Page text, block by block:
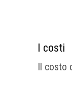
I costi
Il costo